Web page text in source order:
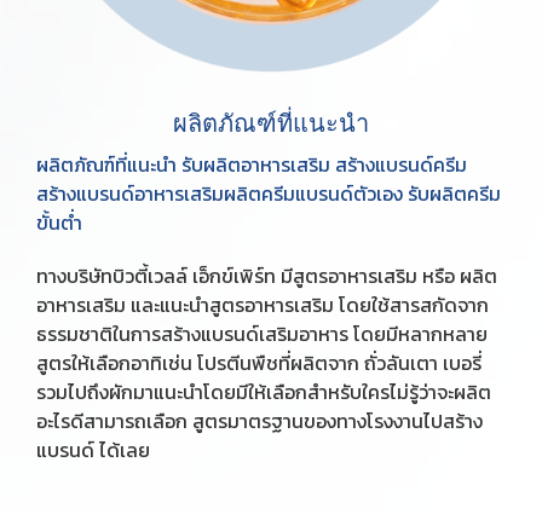
ผลิตภัณฑ์ที่แนะนำ
ผลิตภัณฑ์ที่แนะนำ รับผลิตอาหารเสริม สร้างแบรนด์ครีม
สร้างแบรนด์อาหารเสริมผลิตครีมแบรนด์ตัวเอง รับผลิตครีม
ขั้นต่ำ
ทางบริษัทบิวตี้เวลล์ เอ็กข์เพิร์ท มีสูตรอาหารเสริม หรือ ผลิต
อาหารเสริม และแนะนำสูตรอาหารเสริม โดยใช้สารสกัดจาก
ธรรมชาติในการสร้างแบรนด์เสริมอาหาร โดยมีหลากหลาย
สูตรให้เลือกอาทิเช่น โปรตีนพืชที่ผลิตจาก ถั่วลันเตา เบอรี่
รวมไปถึงผักมาแนะนำโดยมีให้เลือกสำหรับใครไม่รู้ว่าจะผลิต
อะไรดีสามารถเลือก สูตรมาตรฐานของทางโรงงานไปสร้าง
แบรนด์ ได้เลย